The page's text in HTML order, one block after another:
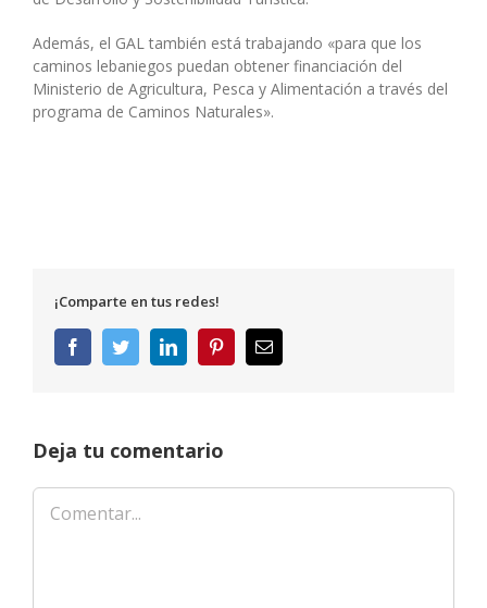
Además, el GAL también está trabajando «para que los
caminos lebaniegos puedan obtener financiación del
Ministerio de Agricultura, Pesca y Alimentación a través del
programa de Caminos Naturales».
¡Comparte en tus redes!
FacebookTwitterLinkedInPinterestCorreo
electrónico
Deja tu comentario
Comentar